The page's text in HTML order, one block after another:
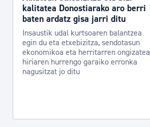
kalitatea Donostiarako aro berri
baten ardatz gisa jarri ditu
Insaustik udal kurtsoaren balantzea
egin du eta etxebizitza, sendotasun
ekonomikoa eta herritarren ongizatea
hiriaren hurrengo garaiko erronka
nagusitzat jo ditu